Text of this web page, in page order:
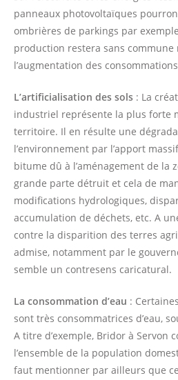
panneaux photovoltaïques
ombrières de parkings par
production restera sans commune
l’augmentation des
L’artificialisation des sols : La
industriel représente la plus forte
territoire. Il en résulte une
l’environnement par l’apport
bitume dû à l’aménagement de la
grande parte détruit et cela de
modifications hydrologiques,
accumulation de déchets, etc. A
contre la disparition des terres
admise, notamment par le
semble un contresens caricatural.
La consommation d’eau :
sont très consommatrices d’eau,
A titre d’exemple, Bridor à Servon
l’ensemble de la population
faut mentionner par ailleurs que